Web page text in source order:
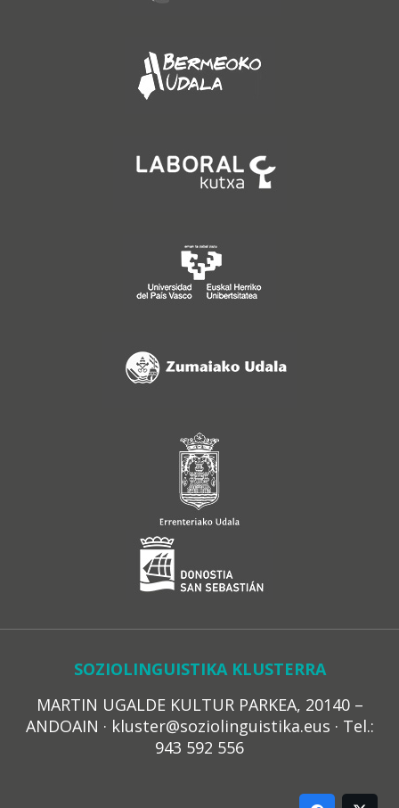
SOZIOLINGUISTIKA KLUSTERRA
MARTIN UGALDE KULTUR PARKEA, 20140 –
ANDOAIN · kluster@soziolinguistika.eus · Tel.:
943 592 556